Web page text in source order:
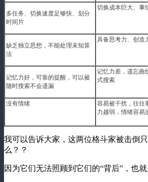
多任务、切换速度足够快、划分
时间片
切换成本巨大、事
缺乏独立思想，不能处理未知算
法
具备思考力、创造
记忆力好，可靠的提醒，可以被
随时搜索不会遗漏
记忆力差，遗忘曲
式搜索
没有情绪
容易被干扰，往往
力越弱，情绪容易
我可以告诉大家，这两位格斗家被击倒
么？？
因为它们无法照顾到它们的“背后”，也就